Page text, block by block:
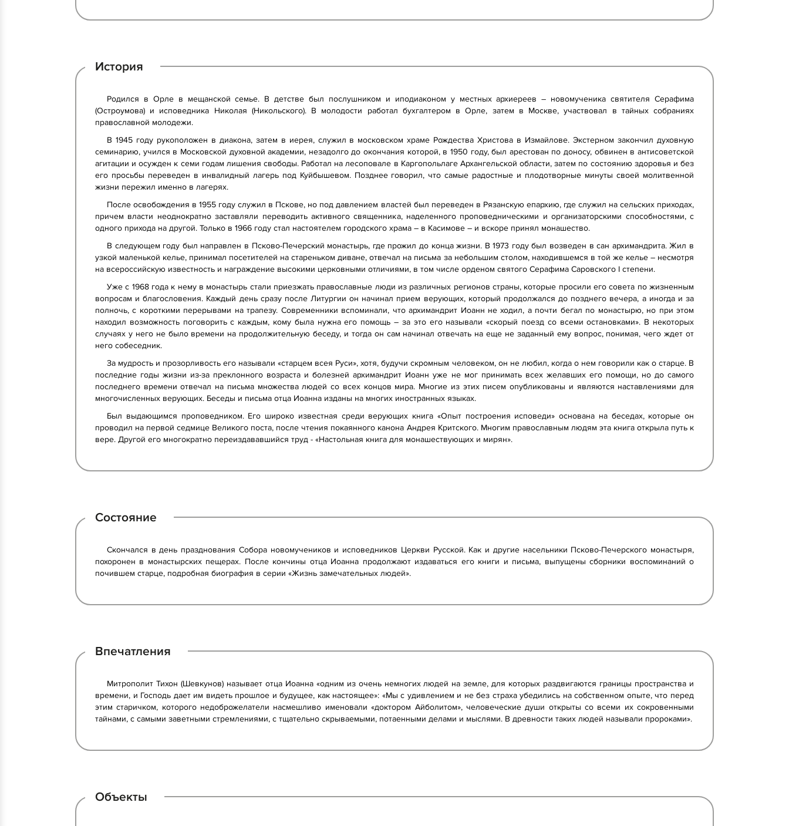
История
Родился в Орле в мещанской семье. В детстве был послушником и иподиаконом у местных архиереев – новомученика святителя Серафима
(Остроумова) и исповедника Николая (Никольского). В молодости работал бухгалтером в Орле, затем в Москве, участвовал в тайных собраниях
православной молодежи.
В 1945 году рукоположен в диакона, затем в иерея, служил в московском храме Рождества Христова в Измайлове. Экстерном закончил духовную
семинарию, учился в Московской духовной академии, незадолго до окончания которой, в 1950 году, был арестован по доносу, обвинен в антисоветской
агитации и осужден к семи годам лишения свободы. Работал на лесоповале в Каргопольлаге Архангельской области, затем по состоянию здоровья и без
его просьбы переведен в инвалидный лагерь под Куйбышевом. Позднее говорил, что самые радостные и плодотворные минуты своей молитвенной
жизни пережил именно в лагерях.
После освобождения в 1955 году служил в Пскове, но под давлением властей был переведен в Рязанскую епархию, где служил на сельских приходах,
причем власти неоднократно заставляли переводить активного священника, наделенного проповедническими и организаторскими способностями, с
одного прихода на другой. Только в 1966 году стал настоятелем городского храма – в Касимове – и вскоре принял монашество.
В следующем году был направлен в Псково-Печерский монастырь, где прожил до конца жизни. В 1973 году был возведен в сан архимандрита. Жил в
узкой маленькой келье, принимал посетителей на стареньком диване, отвечал на письма за небольшим столом, находившемся в той же келье – несмотря
на всероссийскую известность и награждение высокими церковными отличиями, в том числе орденом святого Серафима Саровского I степени.
Уже с 1968 года к нему в монастырь стали приезжать православные люди из различных регионов страны, которые просили его совета по жизненным
вопросам и благословения. Каждый день сразу после Литургии он начинал прием верующих, который продолжался до позднего вечера, а иногда и за
полночь, с короткими перерывами на трапезу. Современники вспоминали, что архимандрит Иоанн не ходил, а почти бегал по монастырю, но при этом
находил возможность поговорить с каждым, кому была нужна его помощь – за это его называли «скорый поезд со всеми остановками». В некоторых
случаях у него не было времени на продолжительную беседу, и тогда он сам начинал отвечать на еще не заданный ему вопрос, понимая, чего ждет от
него собеседник.
За мудрость и прозорливость его называли «старцем всея Руси», хотя, будучи скромным человеком, он не любил, когда о нем говорили как о старце. В
последние годы жизни из-за преклонного возраста и болезней архимандрит Иоанн уже не мог принимать всех желавших его помощи, но до самого
последнего времени отвечал на письма множества людей со всех концов мира. Многие из этих писем опубликованы и являются наставлениями для
многочисленных верующих. Беседы и письма отца Иоанна изданы на многих иностранных языках.
Был выдающимся проповедником. Его широко известная среди верующих книга «Опыт построения исповеди» основана на беседах, которые он
проводил на первой седмице Великого поста, после чтения покаянного канона Андрея Критского. Многим православным людям эта книга открыла путь к
вере. Другой его многократно переиздававшийся труд - «Настольная книга для монашествующих и мирян».
Состояние
Скончался в день празднования Собора новомучеников и исповедников Церкви Русской. Как и другие насельники Псково-Печерского монастыря,
похоронен в монастырских пещерах. После кончины отца Иоанна продолжают издаваться его книги и письма, выпущены сборники воспоминаний о
почившем старце, подробная биография в серии «Жизнь замечательных людей».
Впечатления
Митрополит Тихон (Шевкунов) называет отца Иоанна «одним из очень немногих людей на земле, для которых раздвигаются границы пространства и
времени, и Господь дает им видеть прошлое и будущее, как настоящее»: «Мы с удивлением и не без страха убедились на собственном опыте, что перед
этим старичком, которого недоброжелатели насмешливо именовали «доктором Айболитом», человеческие души открыты со всеми их сокровенными
тайнами, с самыми заветными стремлениями, с тщательно скрываемыми, потаенными делами и мыслями. В древности таких людей называли пророками».
Объекты